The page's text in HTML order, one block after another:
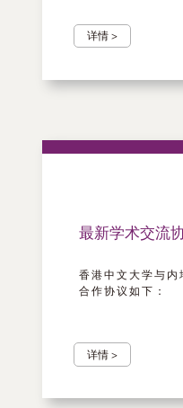
详情 >
最新学术交流
香港中文大学与内
合作协议如下：
详情 >